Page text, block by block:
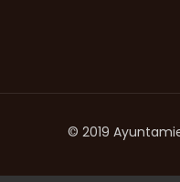
© 2019